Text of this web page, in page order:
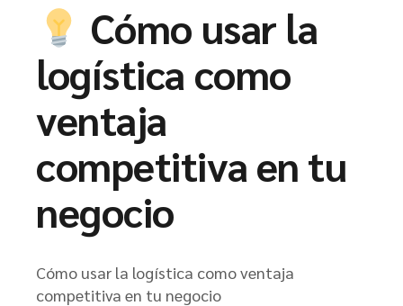
Cómo usar la
logística como
ventaja
competitiva en tu
negocio
Cómo usar la logística como ventaja
competitiva en tu negocio